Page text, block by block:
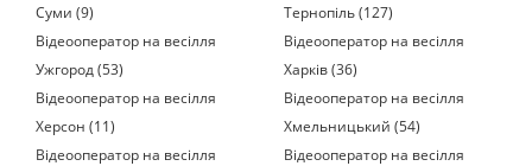
Суми (9)
Тернопіль (127)
Відеооператор на весілля
Ужгород (53)
Відеооператор на весілля
Харків (36)
Відеооператор на весілля
Херсон (11)
Відеооператор на весілля
Хмельницький (54)
Відеооператор на весілля
Відеооператор на весілля